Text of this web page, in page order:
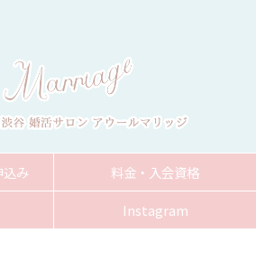
み
料金・入会資格
Instagram